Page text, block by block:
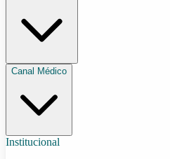
Canal Médico
Institucional